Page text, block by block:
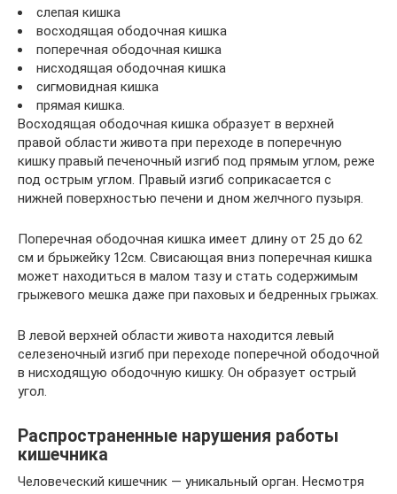
слепая кишка
восходящая ободочная кишка
поперечная ободочная кишка
нисходящая ободочная кишка
сигмовидная кишка
прямая кишка.
Восходящая ободочная кишка образует в верхней
правой области живота при переходе в поперечную
кишку правый печеночный изгиб под прямым углом, реже
под острым углом. Правый изгиб соприкасается с
нижней поверхностью печени и дном желчного пузыря.
Поперечная ободочная кишка имеет длину от 25 до 62
см и брыжейку 12см. Свисающая вниз поперечная кишка
может находиться в малом тазу и стать содержимым
грыжевого мешка даже при паховых и бедренных грыжах.
В левой верхней области живота находится левый
селезеночный изгиб при переходе поперечной ободочной
в нисходящую ободочную кишку. Он образует острый
угол.
Распространенные нарушения работы
кишечника
Человеческий кишечник — уникальный орган. Несмотря